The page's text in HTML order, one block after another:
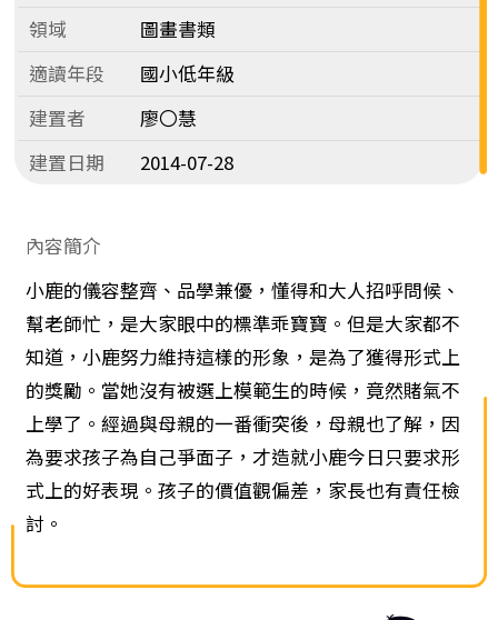
領域
圖畫書類
適讀年段
國小低年級
建置者
廖〇慧
建置日期
2014-07-28
內容簡介
小鹿的儀容整齊、品學兼優，懂得和大人招呼問候、
幫老師忙，是大家眼中的標準乖寶寶。但是大家都不
知道，小鹿努力維持這樣的形象，是為了獲得形式上
的獎勵。當她沒有被選上模範生的時候，竟然賭氣不
上學了。經過與母親的一番衝突後，母親也了解，因
為要求孩子為自己爭面子，才造就小鹿今日只要求形
式上的好表現。孩子的價值觀偏差，家長也有責任檢
討。